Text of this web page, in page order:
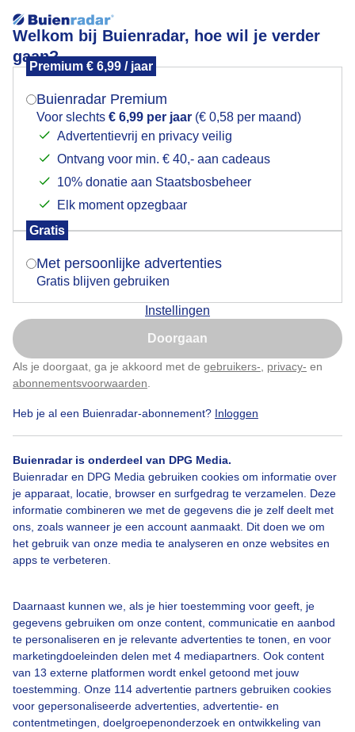
Welkom bij Buienradar, hoe wil je verder
gaan?
Premium € 6,99 / jaar
Buienradar Premium
Voor slechts € 6,99 per jaar (€ 0,58 per maand)
Advertentievrij en privacy veilig
Ontvang voor min. € 40,- aan cadeaus
10% donatie aan Staatsbosbeheer
Elk moment opzegbaar
Gratis
Met persoonlijke advertenties
Gratis blijven gebruiken
Instellingen
Doorgaan
Als je doorgaat, ga je akkoord met de gebruikers- privacy- en
abonnementsvoorwaarden
Heb je al een Buienradar-abonnement? Inloggen
Buienradar is onderdeel van DPG Media.
Buienradar en DPG Media gebruiken cookies om informatie over
je apparaat, locatie, browser en surfgedrag te verzamelen. Deze
informatie combineren we met de gegevens die je zelf deelt met
ons, zoals wanneer je een account aanmaakt. Dit doen we om
het gebruik van onze media te analyseren en onze websites en
apps te verbeteren.
Daarnaast kunnen we, als je hier toestemming voor geeft, je
gegevens gebruiken om onze content, communicatie en aanbod
te personaliseren en je relevante advertenties te tonen, en voor
marketingdoeleinden delen met 4 mediapartners. Ook content
van 13 externe platformen wordt enkel getoond met jouw
toestemming. Onze 114 advertentie partners gebruiken cookies
voor gepersonaliseerde advertenties, advertentie- en
contentmetingen, doelgroepenonderzoek en ontwikkeling van
Maan
Lente
Door: Claudia Gemaakt: 13-06-2025, 57x bekeken
Maan Lente
Bedrijfsgegevens
Veelgestelde vragen
Contact
Toegankelijkheid
Gebruikersvoorwaarden
Mogen we je locatie gebruiken voor het
Indien je hier nog geen akkoord op hebt gegeven,
verschijnt er zo een pop-up uit je browser waarin
Is goed, toon de popup
Nu niet, misschien later
Klik hierom dit aan te passen